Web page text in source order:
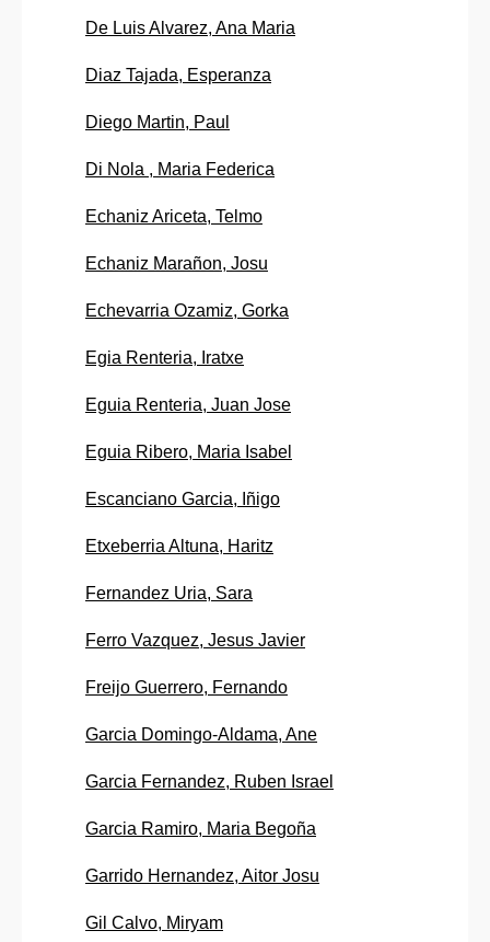
De Luis Alvarez, Ana Maria
Diaz Tajada, Esperanza
Diego Martin, Paul
Di Nola , Maria Federica
Echaniz Ariceta, Telmo
Echaniz Marañon, Josu
Echevarria Ozamiz, Gorka
Egia Renteria, Iratxe
Eguia Renteria, Juan Jose
Eguia Ribero, Maria Isabel
Escanciano Garcia, Iñigo
Etxeberria Altuna, Haritz
Fernandez Uria, Sara
Ferro Vazquez, Jesus Javier
Freijo Guerrero, Fernando
Garcia Domingo-Aldama, Ane
Garcia Fernandez, Ruben Israel
Garcia Ramiro, Maria Begoña
Garrido Hernandez, Aitor Josu
Gil Calvo, Miryam